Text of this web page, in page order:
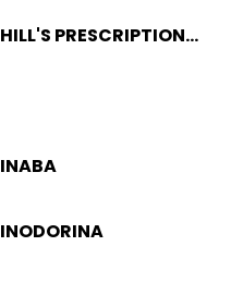
HILL'S PRESCRIPTION
INABA
INODORINA